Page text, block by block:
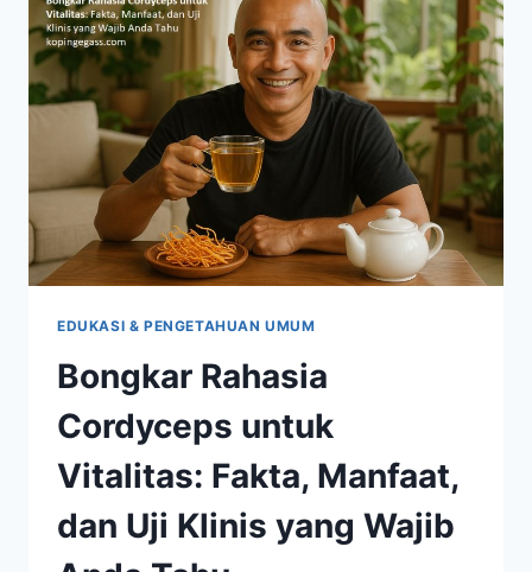
USIA
40+?
TEMUKAN
SOLUSINYA
DI
SINI
EDUKASI & PENGETAHUAN UMUM
Bongkar Rahasia
Cordyceps untuk
Vitalitas: Fakta, Manfaat,
dan Uji Klinis yang Wajib